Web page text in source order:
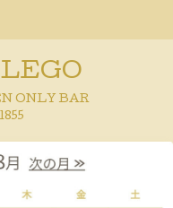
ONLY BAR